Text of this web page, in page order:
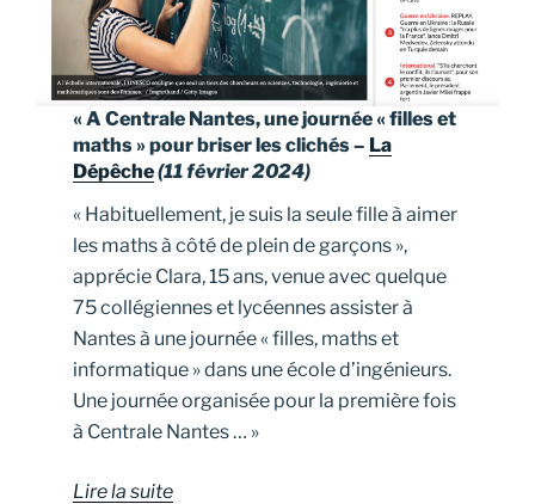
« A Centrale Nantes, une journée « filles et
maths » pour briser les clichés – La
Dépêche(11 février 2024)
« Habituellement, je suis la seule fille à aimer
les maths à côté de plein de garçons »,
apprécie Clara, 15 ans, venue avec quelque
75 collégiennes et lycéennes assister à
Nantes à une journée « filles, maths et
informatique » dans une école d’ingénieurs.
Une journée organisée pour la première fois
à Centrale Nantes … »
Lire la suite